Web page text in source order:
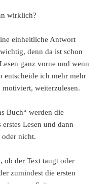
wirklich?
einheitliche Antwort
denn da ist schon
ganz vorne und wenn
entscheide ich mehr mehr
weiterzulesen.
Buch“ werden die
erstes Lesen und dann
oder nicht.
ob der Text taugt oder
zumindest die ersten